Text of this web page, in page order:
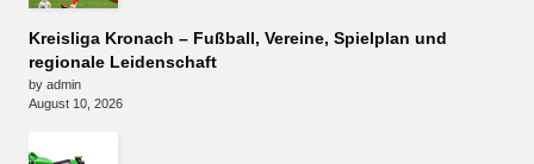
Kreisliga Kronach – Fußball, Vereine, Spielplan und
regionale Leidenschaft
by admin
August 10, 2026